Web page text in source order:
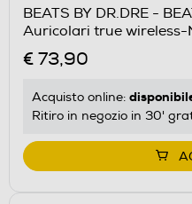
BEATS BY DR.DRE -
Auricolari true wireless-
€ 73,90
Acquisto online:
Ritiro in negozio in 30'